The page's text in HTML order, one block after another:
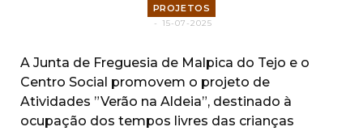
PROJETOS
15-07-2025
A Junta de Freguesia de Malpica do Tejo e o
Centro Social promovem o projeto de
Atividades ”Verão na Aldeia”, destinado à
ocupação dos tempos livres das crianças